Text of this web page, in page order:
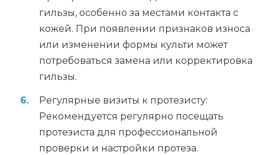
гильзы, особенно за местами контакта с
кожей. При появлении признаков износа
или изменении формы культи может
потребоваться замена или корректировка
гильзы.
Регулярные визиты к протезисту:
Рекомендуется регулярно посещать
протезиста для профессиональной
проверки и настройки протеза.